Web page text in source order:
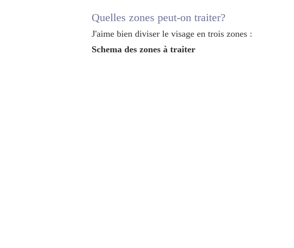
Quelles zones peut-on traiter?
J'aime bien diviser le visage en trois zones :
Schema des zones à traiter